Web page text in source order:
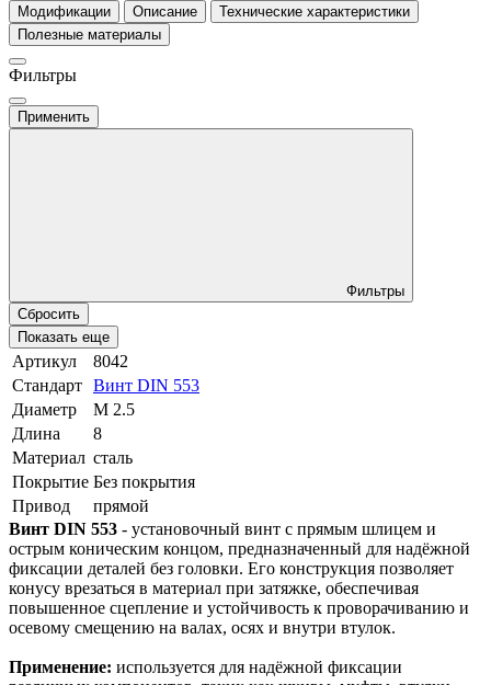
Модификации Описание
Технические характеристики
Полезные материалы
Фильтры
Применить
Фильтры
Сбросить
Показать еще
Артикул
8042
Стандарт Винт DIN 553
Диаметр
М 2.5
Длина
8
Материал сталь
Покрытие Без покрытия
Привод
прямой
Винт DIN 553 - установочный винт с прямым шлицем и
острым коническим концом, предназначенный для надёжной
фиксации деталей без головки. Его конструкция позволяет
конусу врезаться в материал при затяжке, обеспечивая
повышенное сцепление и устойчивость к проворачиванию и
осевому смещению на валах, осях и внутри втулок.
Применение: используется для надёжной фиксации